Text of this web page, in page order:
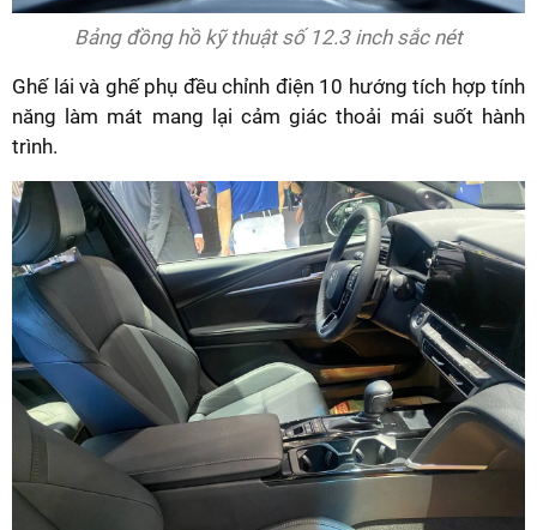
Bảng đồng hồ kỹ thuật số 12.3 inch sắc nét
Ghế lái và ghế phụ đều chỉnh điện 10 hướng tích hợp tính
năng làm mát mang lại cảm giác thoải mái suốt hành
trình.